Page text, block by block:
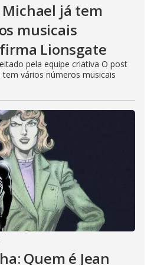
já tem
musicais
Lionsgate
pela equipe criativa O post
tem vários números musicais
Quem é Jean